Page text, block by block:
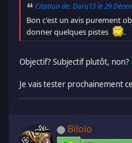
Citation de: Daru13 le 29
Bon c'est un avis purement
donner quelques pistes
.
Objectif? Subjectif plutôt, non?
Je vais tester prochainement
Bilolo